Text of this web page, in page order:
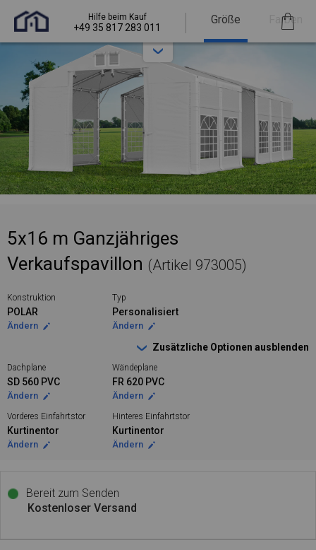
Hilfe beim Kauf
+49 35 817 283 011
Größe Farben
5x16 m Ganzjähriges
Verkaufspavillon (Artikel 973005)
Konstruktion
POLAR
Ändern
Typ
Personalisiert
Ändern
Zusätzliche Optionen ausblenden
Dachplane
SD 560 PVC
Ändern
Wändeplane
FR 620 PVC
Ändern
Vorderes Einfahrtstor
Kurtinentor
Ändern
Hinteres Einfahrtstor
Kurtinentor
Ändern
Bereit zum Senden
Kostenloser Versand